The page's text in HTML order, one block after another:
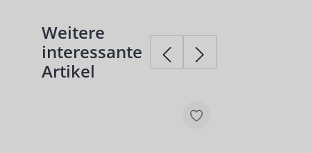
Produktgalerie überspringen
Weitere
interessante
Artikel